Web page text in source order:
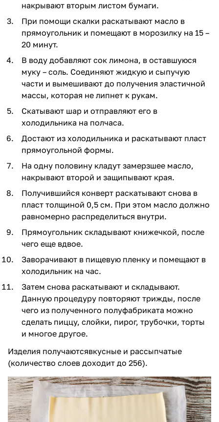
накрывают вторым листом бумаги.
При помощи скалки раскатывают масло в
прямоугольник и помещают в морозилку на 15 –
20 минут.
В воду добавляют сок лимона, в оставшуюся
муку – соль. Соединяют жидкую и сыпучую
части и вымешивают до получения эластичной
массы, которая не липнет к рукам.
Скатывают шар и отправляют его в
холодильника на полчаса.
Достают из холодильника и раскатывают пласт
прямоугольной формы.
На одну половину кладут замерзшее масло,
накрывают второй и защипывают края.
Получившийся конверт раскатывают снова в
пласт толщиной 0,5 см. При этом масло должно
равномерно распределиться внутри.
Прямоугольник складывают книжечкой, после
чего еще вдвое.
Заворачивают в пищевую пленку и помещают в
холодильник на час.
Затем снова раскатывают и складывают.
Данную процедуру повторяют трижды, после
чего из полученного полуфабриката можно
сделать пиццу, слойки, пирог, трубочки, торты
и многое другое.
Изделия получаютсявкусные и рассыпчатые
(количество слоев доходит до 256).